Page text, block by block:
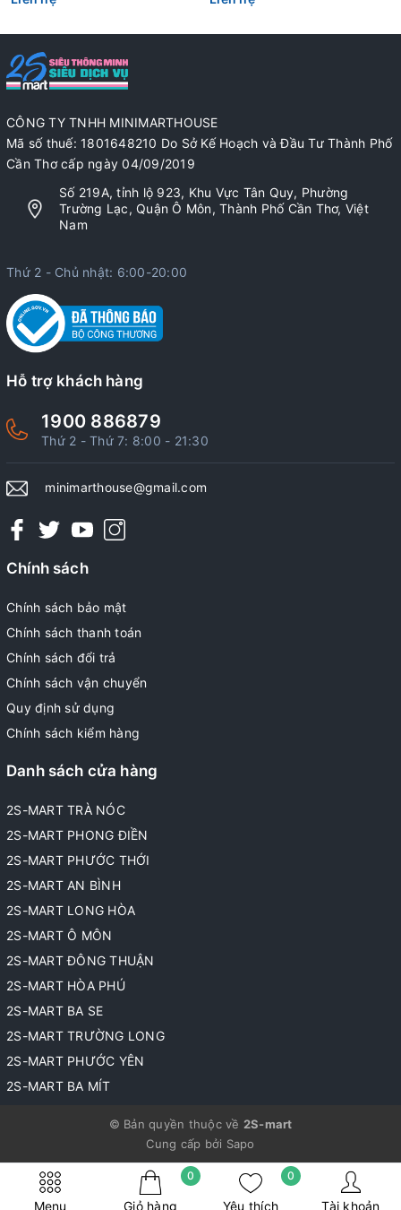
Menu Giỏ hàng
0
Yêu thích
0
Tài khoản
CÔNG TY TNHH MINIMARTHOUSE
Mã số thuế: 1801648210 Do Sở Kế Hoạch và Đầu Tư Thành Phố
Cần Thơ cấp ngày 04/09/2019
Số 219A, tỉnh lộ 923, Khu Vực Tân Quy, Phường
Trường Lạc, Quận Ô Môn, Thành Phố Cần Thơ, Việt
Nam
Thứ 2 - Chủ nhật: 6:00-20:00
Hỗ trợ khách hàng
1900 886879
Thứ 2 - Thứ 7: 8:00 - 21:30
minimarthouse@gmail.com
Chính sách
Chính sách bảo mật
Chính sách thanh toán
Chính sách đổi trả
Chính sách vận chuyển
Quy định sử dụng
Chính sách kiểm hàng
Danh sách cửa hàng
2S-MART TRÀ NÓC
2S-MART PHONG ĐIỀN
2S-MART PHƯỚC THỚI
2S-MART AN BÌNH
2S-MART LONG HÒA
2S-MART Ô MÔN
2S-MART ĐÔNG THUẬN
2S-MART HÒA PHÚ
2S-MART BA SE
2S-MART TRƯỜNG LONG
2S-MART PHƯỚC YÊN
2S-MART BA MÍT
© Bản quyền thuộc về 2S-mart
Cung cấp bởi Sapo